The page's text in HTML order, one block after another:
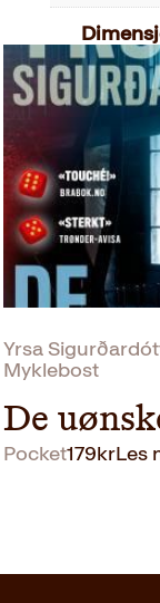
Yrsa
Myklebost
De
Pocket179krLes